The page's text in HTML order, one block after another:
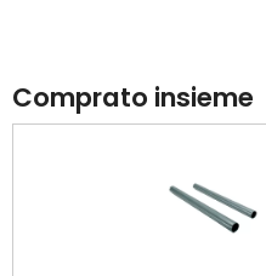
Comprato insieme